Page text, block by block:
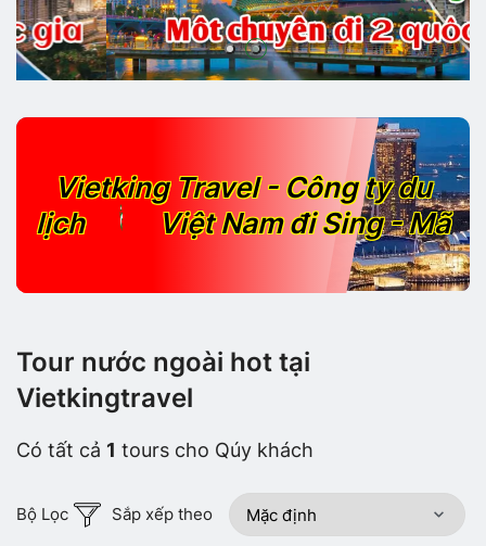
Vietking Travel - Công ty du
lịch
SỐ 1 Việt Nam đi Sing - Mã
Tour nước ngoài hot tại
Vietkingtravel
Có tất cả 1 tours cho Qúy khách
Bộ Lọc Sắp xếp theo